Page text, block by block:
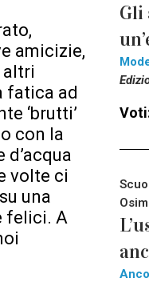
amicizie,
altri
fatica ad
‘brutti’
con la
volte ci
una
felici. A
Gli